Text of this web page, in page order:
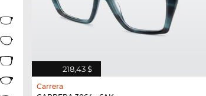
218,43 $
Carrera